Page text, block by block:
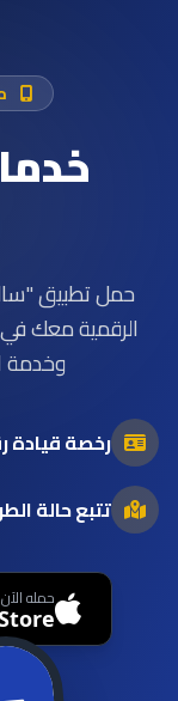
متوفر
خدمات
"سالم"
معك في كل
وخدمة
قيادة رقمية
حالة الطرق
حمله الآن من
App Store